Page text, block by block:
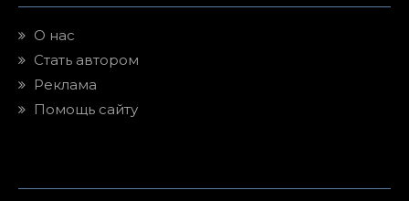
О нас
Стать автором
Реклама
Помощь сайту